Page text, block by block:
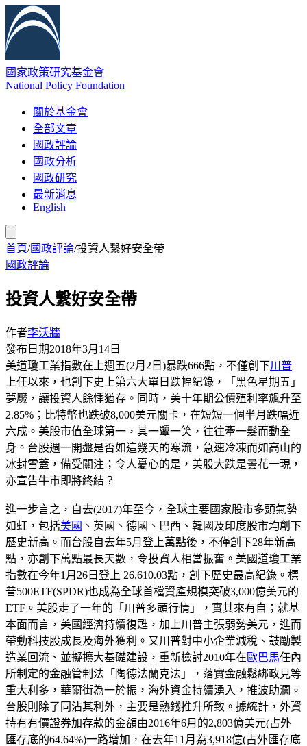
國家政策研究基金會
National Policy Foundation
關於基金會
全部文章
國政評論
國政分析
國政研究
最新消息
English
首頁/國政評論/投資人繫好安全帶
國政評論
投資人繫好安全帶
作者李沃牆
發布日期2018年3月14日
美道瓊工業指數在上週五(2月2日)暴跌666點，不僅創下川普
上任以來，也創下史上第六大單日跌幅紀錄，「黑色星期五」
夢魘，讓投資人餘悸猶存。同時，美十年期公債殖利率飆升至
2.85%；比特幣也跌破8,000美元關卡，在短短一個半月跌幅近
六成。美股市值全球第一，其一顰一笑，往往牽一髮而動全
身。台股週一開盤是否如這幾天的寒流，急速冷凍而如高山的
冰封雪蓋，備受關注；令人憂心的是，美股大跌是曇花一現，
亦宣告牛市即將終結？
進一步言之，自去(2017)年至今，全球主要國家股市多頭氣勢
如虹，包括美國 、英國、德國、巴西、韓國及印度股市均創下
歷史新高。而台股自去年5月登上萬點後，不僅創下28年新高
點，亦創下萬點最長天數，令投資人相當振奮。美國道瓊工業
指數在今年1月26日登上 26,610.03點，創下歷史最高紀錄。標
普500ETF(SPDR)也成為全球首檔資產規模突破3,000億美元的
ETF。美股走了一年的「川普多頭行情」，實其來有自；就基
本面而言，美國經濟持續復甦，加上川普主張弱勢美元，進而
帶動科技股成長及海外獲利。又川普對中小企業減稅、鼓勵製
造業回流、並擬擴大基礎建設，重新檢討2010年在歐巴馬任內
所制定的金融管制法「陶德法蘭克法」，落實金融鬆綁政見等
重大利多，華爾街為一於振，海外資金持續湧入，推波助瀾。
台股則除了同沾其利外，主要是熱錢推升所致。據統計，外資
持有有價證券加存款的金額由2016年6月的2,803億美元(占外
匯存底的64.64%)一路增加，在去年11月為3,918億(占外匯存底